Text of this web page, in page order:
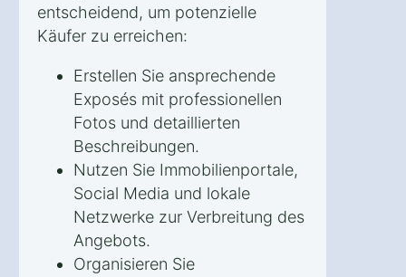
entscheidend, um potenzielle
Käufer zu erreichen:
Erstellen Sie ansprechende
Exposés mit professionellen
Fotos und detaillierten
Beschreibungen.
Nutzen Sie Immobilienportale,
Social Media und lokale
Netzwerke zur Verbreitung des
Angebots.
Organisieren Sie